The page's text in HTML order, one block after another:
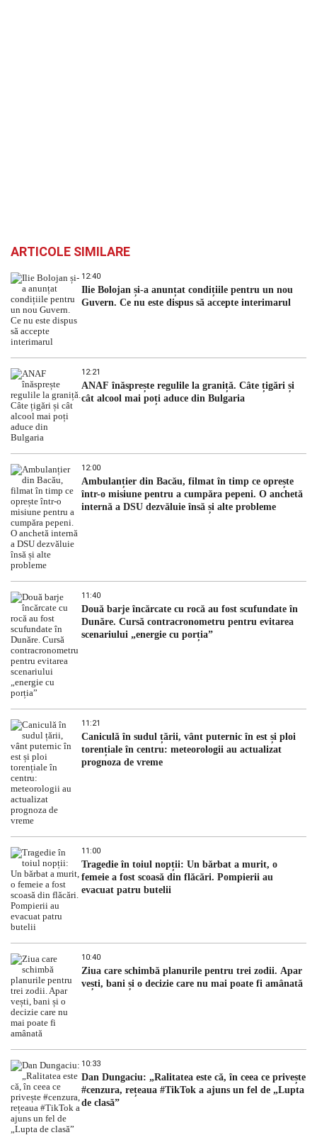
ARTICOLE SIMILARE
12:40
Ilie Bolojan și-a anunțat condițiile pentru un nou
Guvern. Ce nu este dispus să accepte interimarul
12:21
ANAF înăsprește regulile la graniță. Câte țigări și
cât alcool mai poți aduce din Bulgaria
12:00
Ambulanțier din Bacău, filmat în timp ce oprește
într-o misiune pentru a cumpăra pepeni. O anchetă
internă a DSU dezvăluie însă și alte probleme
11:40
Două barje încărcate cu rocă au fost scufundate în
Dunăre. Cursă contracronometru pentru evitarea
scenariului „energie cu porția”
11:21
Caniculă în sudul țării, vânt puternic în est și ploi
torențiale în centru: meteorologii au actualizat
prognoza de vreme
11:00
Tragedie în toiul nopții: Un bărbat a murit, o
femeie a fost scoasă din flăcări. Pompierii au
evacuat patru butelii
10:40
Ziua care schimbă planurile pentru trei zodii. Apar
vești, bani și o decizie care nu mai poate fi amânată
10:33
Dan Dungaciu: „Ralitatea este că, în ceea ce privește
#cenzura, rețeaua #TikTok a ajuns un fel de „Lupta
de clasă”